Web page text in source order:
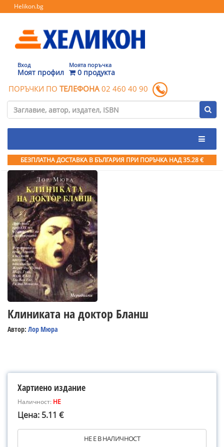
Helikon.bg
Вход
Моят профил
Моята поръчка
0 продукта
ПОРЪЧКИ ПО ТЕЛЕФОНА 02 460 40 90
БЕЗПЛАТНА ДОСТАВКА В БЪЛГАРИЯ ПРИ ПОРЪЧКА НАД 35.28 €
Клиниката на доктор Бланш
Автор: Лор Мюра
Хартиено издание
Наличност: НЕ
Цена: 5.11 €
НЕ Е В НАЛИЧНОСТ